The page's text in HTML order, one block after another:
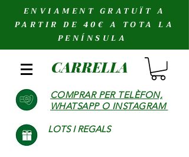
ENVIAMENT GRATUÏT A
PARTIR DE 40€ A TOTA LA
PENÍNSULA
CARRELLA
COMPRAR PER TELÈFON,
WHATSAPP O INSTAGRAM
LOTS I REGALS